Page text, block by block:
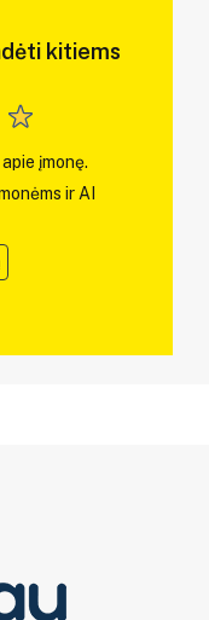
kitiems
įmonę.
ir AI